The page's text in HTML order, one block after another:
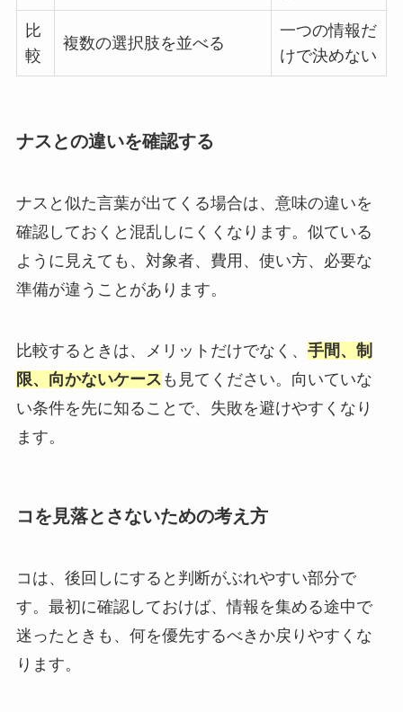
比
較
複数の選択肢を並べる
一つの情報だ
けで決めない
ナスとの違いを確認する
ナスと似た言葉が出てくる場合は、意味の違いを
確認しておくと混乱しにくくなります。似ている
ように見えても、対象者、費用、使い方、必要な
準備が違うことがあります。
比較するときは、メリットだけでなく、 手間、制
限、向かないケース も見てください。向いていな
い条件を先に知ることで、失敗を避けやすくなり
ます。
コを見落とさないための考え方
コは、後回しにすると判断がぶれやすい部分で
す。最初に確認しておけば、情報を集める途中で
迷ったときも、何を優先するべきか戻りやすくな
ります。